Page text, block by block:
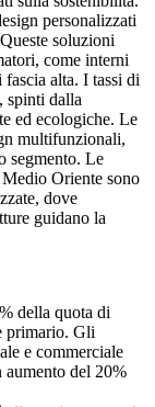
personalizzati
soluzioni
come interni
alta. I tassi di
spinti dalla
ed ecologiche. Le
multifunzionali,
segmento. Le
Oriente sono
dove
guidano la
della quota di
primario. Gli
e commerciale
aumento del 20%